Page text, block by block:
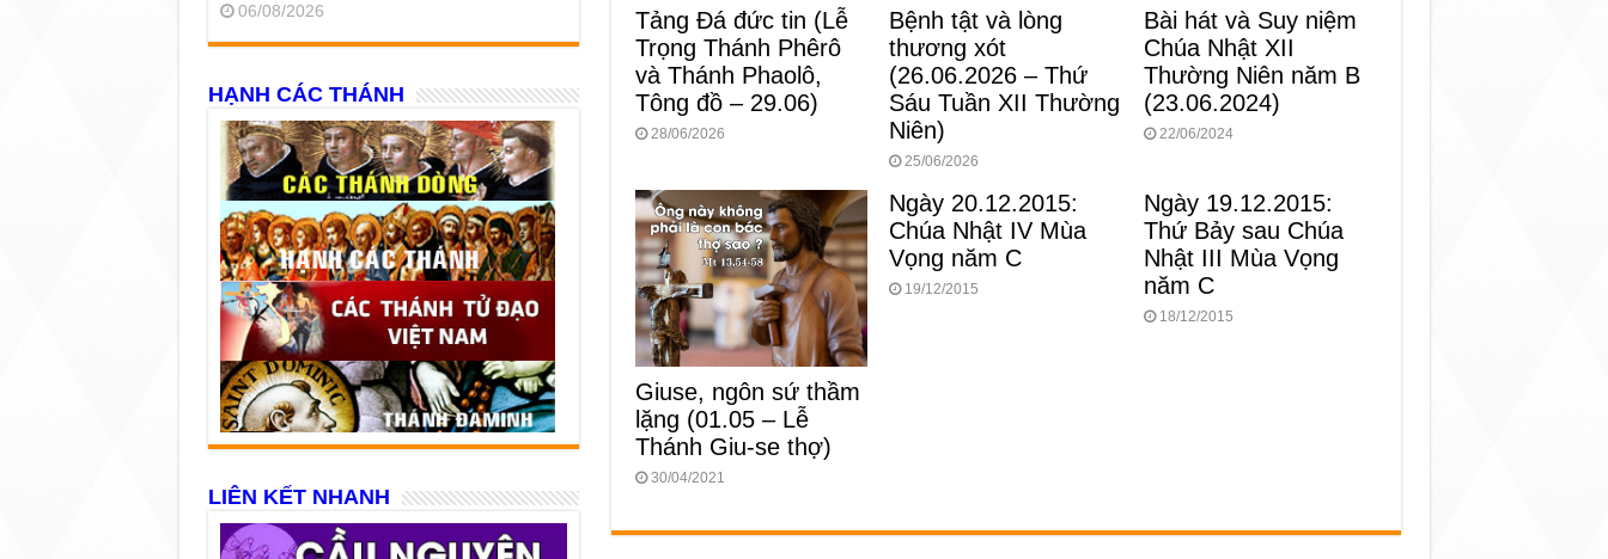
Tảng Đá đức tin (Lễ
Trọng Thánh Phêrô
và Thánh Phaolô,
Tông đồ – 29.06)
28/06/2026
Bệnh tật và lòng
thương xót
(26.06.2026 – Thứ
Sáu Tuần XII Thường
Niên)
25/06/2026
Bài hát và Suy niệm
Chúa Nhật XII
Thường Niên năm B
(23.06.2024)
22/06/2024
Giuse, ngôn sứ thầm
lặng (01.05 – Lễ
Thánh Giu-se thợ)
30/04/2021
Ngày 20.12.2015:
Chúa Nhật IV Mùa
Vọng năm C
19/12/2015
Ngày 19.12.2015:
Thứ Bảy sau Chúa
Nhật III Mùa Vọng
năm C
18/12/2015
06/08/2026
HẠNH CÁC THÁNH
LIÊN KẾT NHANH